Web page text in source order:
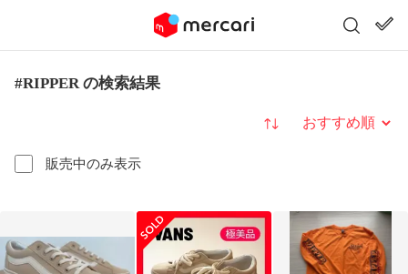
#RIPPER の検索結果
販売中のみ表示
並び替え